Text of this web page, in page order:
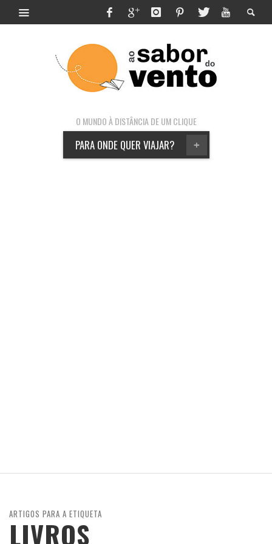
O MUNDO À DISTÂNCIA DE UM CLIQUE
+
PARA ONDE QUER VIAJAR?
ARTIGOS PARA A ETIQUETA
LIVROS